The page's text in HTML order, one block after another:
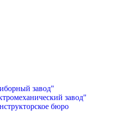
завод"
завод"
бюро